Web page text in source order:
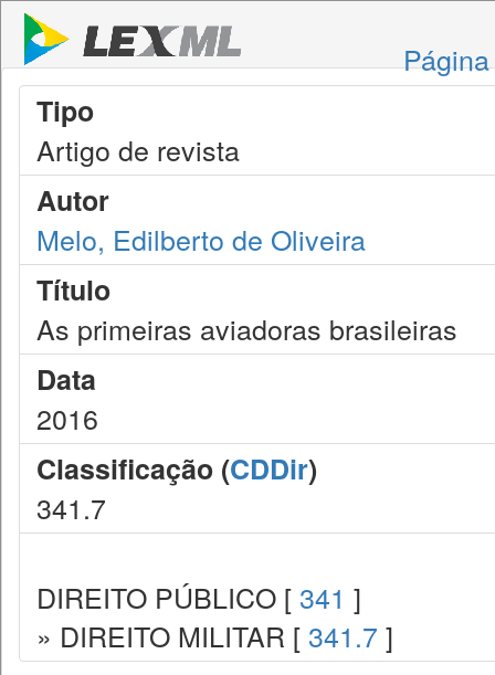
Tipo
Artigo de revista
Autor
Melo, Edilberto de Oliveira
Título
As primeiras aviadoras brasileiras
Data
2016
Classificação (CDDir)
341.7
DIREITO PÚBLICO [ 341 ]
» DIREITO MILITAR [ 341.7 ]